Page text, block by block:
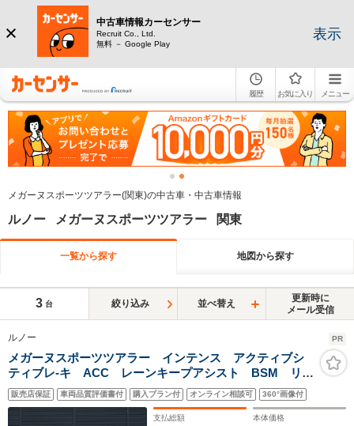
中古車情報カーセンサー
Recruit Co., Ltd.
無料 － Google Play
表示
履歴 お気に入り メニュー
メガーヌスポーツツアラー(関東)の中古車・中古車情報
ルノー メガーヌスポーツツアラー 関東
一覧から探す 地図から探す
3 台 絞り込み 並べ替え
更新時に
メール受信
ルノー PR
メガーヌスポーツツアラー インテンス アクティブシ
ティブレ-キ ACC レーンキープアシスト BSM リア
ビューカメラ パークセンサー ディスプレイオーディ
オ CarPlay BT USB 半革 シートヒーター LED
ヘッドライト ETC2.0 前後ドラレコ 禁煙車
販売店保証 車両品質評価書付 購入プラン付 オンライン相談可 360°画像付
支払総額 本体価格